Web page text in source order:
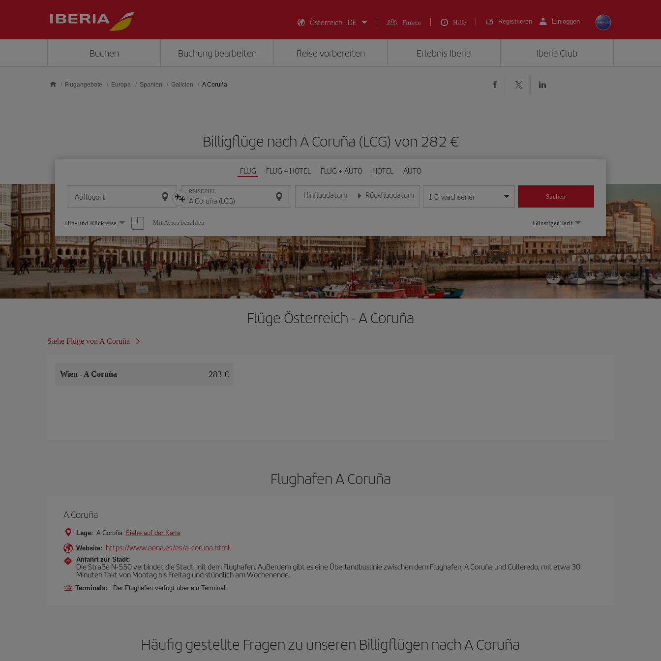
Österreich - DE
Firmen Hilfe Registrieren Einloggen
Buchen Buchung bearbeiten Reise vorbereiten Erlebnis Iberia Iberia Club
Flugangebote Europa Spanien Galicien A Coruña
Billigflüge nach A Coruña (LCG) von 282 €
FLUG FLUG + HOTEL FLUG + AUTO HOTEL AUTO
Abflugort REISEZIEL Hinflugdatum
Geben Sie das Datum im Format Tag/Monat/Jahr ein
Rückflugdatum
Geben Sie das Datum im Format Tag/Monat/Jahr ein
1 Erwachsener Suchen
Wählen
Sie
eine
Option
Hin- und Rückreise Mit Avios bezahlen Günstiger Tarif
Flüge Österreich - A Coruña
Siehe Flüge von A Coruña
Wien - A Coruña 283 €
Flughafen A Coruña
A Coruña
Lage: A Coruña Siehe auf der Karte
Website: https://www.aena.es/es/a-coruna.html
Anfahrt zur Stadt:
Die Straße N-550 verbindet die Stadt mit dem Flughafen. Außerdem gibt es eine Überlandbuslinie zwischen dem Flughafen, A Coruña und Culleredo, mit etwa 30
Minuten Takt von Montag bis Freitag und stündlich am Wochenende.
Terminals: Der Flughafen verfügt über ein Terminal.
Häufig gestellte Fragen zu unseren Billigflügen nach A Coruña